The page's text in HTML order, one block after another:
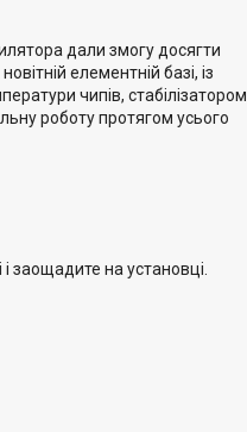
дали змогу досягти
елементній базі, із
чипів, стабілізатором
роботу протягом усього
заощадите на установці.